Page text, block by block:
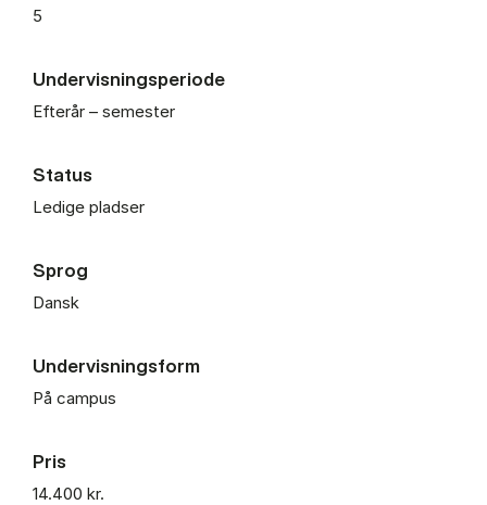
5
Undervisningsperiode
Efterår – semester
Status
Ledige pladser
Sprog
Dansk
Undervisningsform
På campus
Pris
14.400 kr.